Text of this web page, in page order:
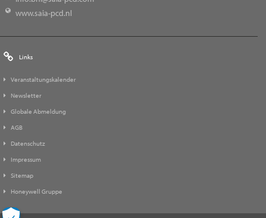
www.saia-pcd.nl
Links
Veranstaltungskalender
Newsletter
Globale Abmeldung
AGB
Datenschutz
Impressum
Sitemap
Honeywell Gruppe